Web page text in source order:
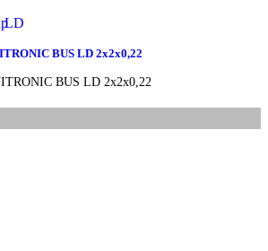
BUS LD 2x2x0,22
BUS LD 2x2x0,22